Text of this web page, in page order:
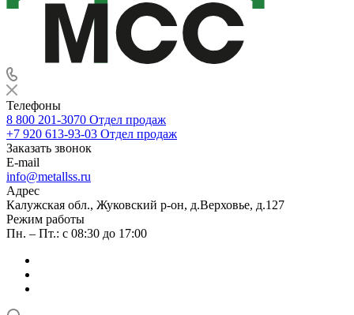
Телефоны
8 800 201-3070 Отдел продаж
+7 920 613-93-03 Отдел продаж
Заказать звонок
E-mail
info@metallss.ru
Адрес
Калужская обл., Жуковский р-он, д.Верховье, д.127
Режим работы
Пн. – Пт.: с 08:30 до 17:00